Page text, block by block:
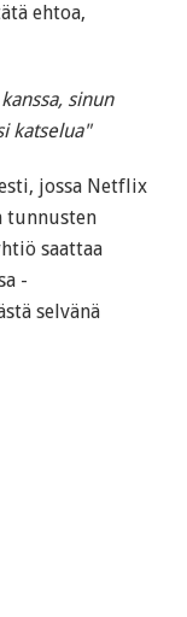
ehtoa,
sinun
katselua"
jossa Netflix
tunnusten
saattaa
-
selvänä